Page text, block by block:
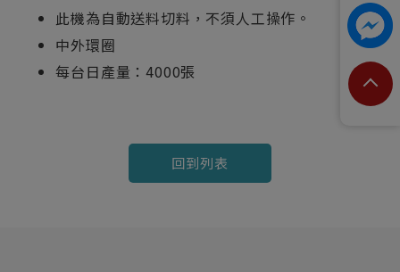
此機為自動送料切料，不須人工操作。
中外環圈
每台日產量：4000張
回到列表